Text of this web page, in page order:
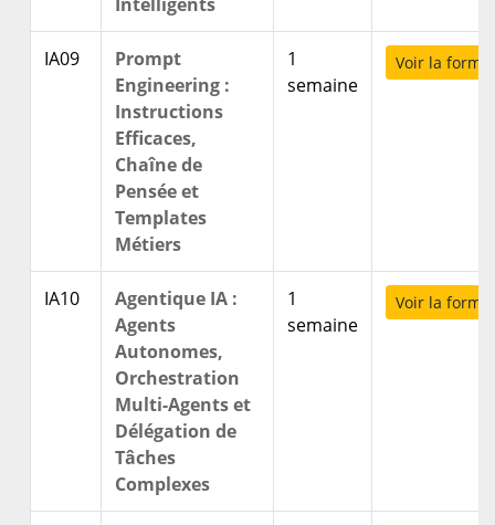
IA09
Prompt
Engineering :
Instructions
Efficaces,
Chaîne de
Pensée et
Templates
Métiers
1
semaine
Voir la
IA10
Agentique IA :
Agents
Autonomes,
Orchestration
Multi-Agents et
Délégation de
Tâches
Complexes
1
semaine
Voir la